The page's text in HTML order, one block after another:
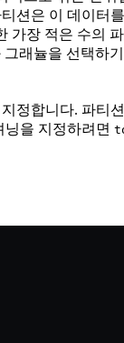
션은 이 데이터
가장 적은 수의
래뉼을 선택하
정합니다. 파티
닝을 지정하려면